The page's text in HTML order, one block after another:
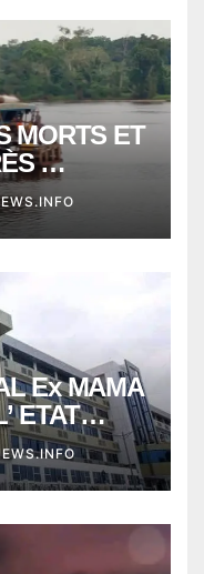
MORTS ET
DE
Ex MAMA
ETAT